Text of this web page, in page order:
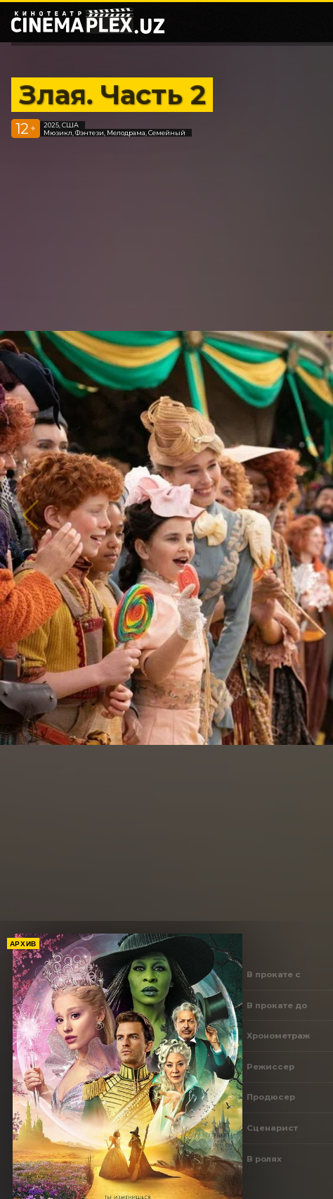
Злая. Часть 2
12 +
2025, США
Мюзикл, Фэнтези, Мелодрама, Семейный
АРХИВ
В прокате с
В прокате до
Хронометраж
Режиссер
Продюсер
Сценарист
В ролях